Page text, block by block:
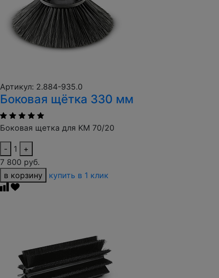
Артикул: 2.884-935.0
Боковая щётка 330 мм
Боковая щетка для KM 70/20
- 1
+
7 800 руб.
в корзину
купить в 1 клик